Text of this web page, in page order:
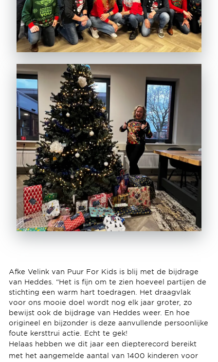
Afke Velink van Puur For Kids is blij met de bijdrage
van Heddes. “Het is fijn om te zien hoeveel partijen de
stichting een warm hart toedragen. Het draagvlak
voor ons mooie doel wordt nog elk jaar groter, zo
bewijst ook de bijdrage van Heddes weer. En hoe
origineel en bijzonder is deze aanvullende persoonlijke
foute kersttrui actie. Echt te gek!
Helaas hebben we dit jaar een diepterecord bereikt
met het aangemelde aantal van 1400 kinderen voor